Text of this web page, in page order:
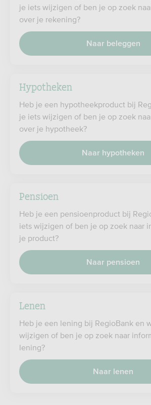
je iets wijzigen of ben je op zoek
over je rekening?
Naar beleggen
Hypotheken
Heb je een hypotheekproduct bij
je iets wijzigen of ben je op zoek
over je hypotheek?
Naar hypotheken
Pensioen
Heb je een pensioenproduct bij
iets wijzigen of ben je op zoek naar
je product?
Naar pensioen
Lenen
Heb je een lening bij RegioBank en
wijzigen of ben je op zoek naar
lening?
Naar lenen